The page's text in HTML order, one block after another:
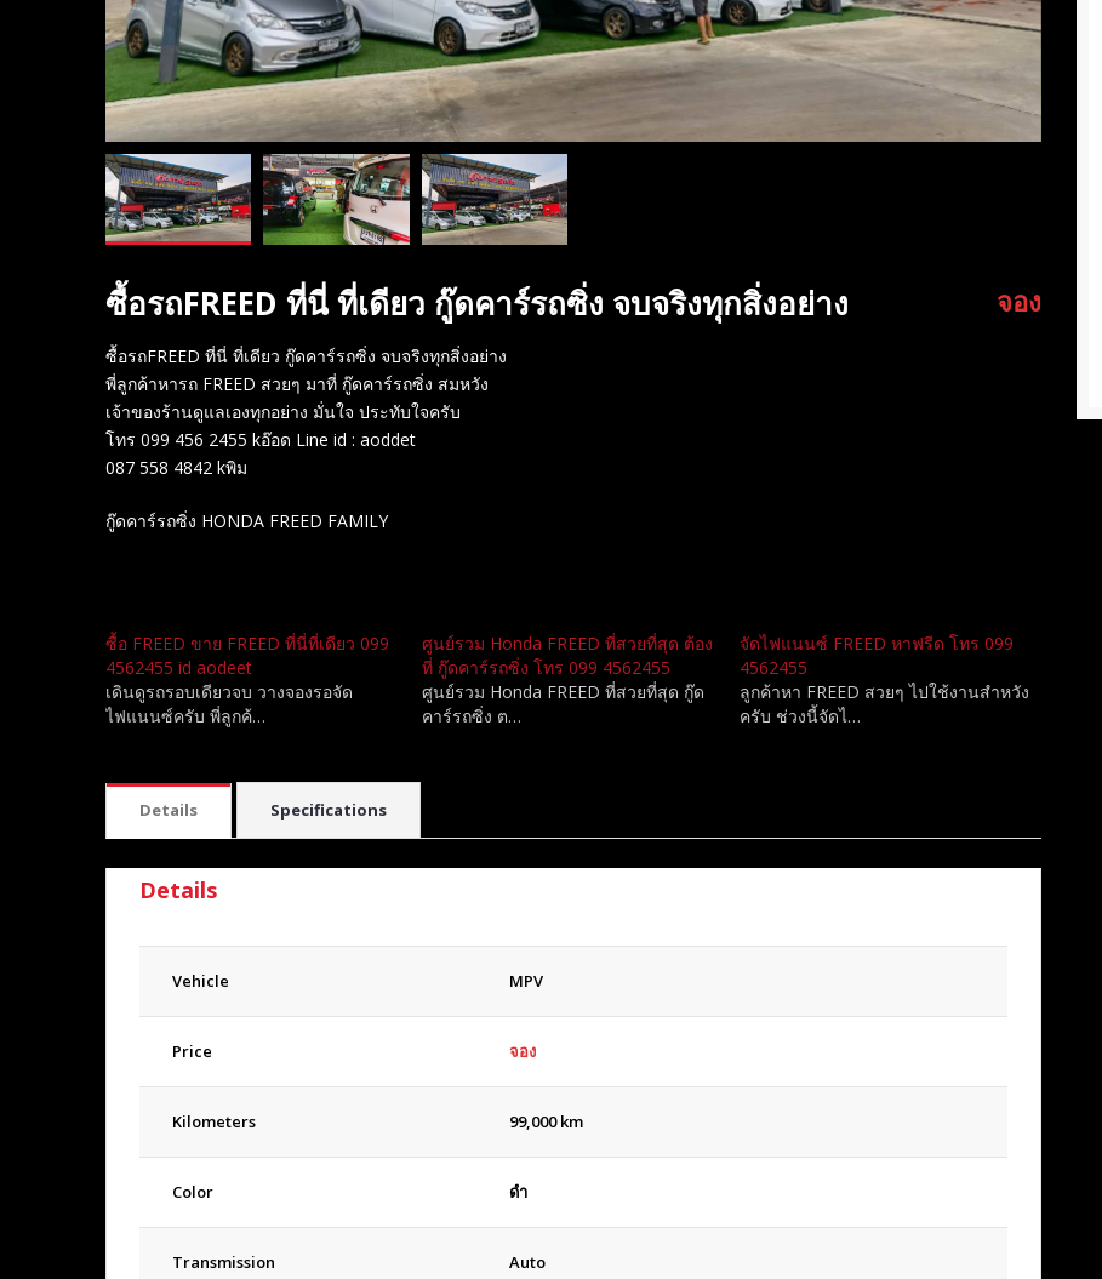
ซื้อรถFREED ที่นี่ ที่เดียว กู๊ดคาร์รถซิ่ง จบจริงทุกสิ่งอย่าง จอง
ซื้อรถFREED ที่นี่ ที่เดียว กู๊ดคาร์รถซิ่ง จบจริงทุกสิ่งอย่าง
พี่ลูกค้าหารถ FREED สวยๆ มาที่ กู๊ดคาร์รถซิ่ง สมหวัง
เจ้าของร้านดูแลเองทุกอย่าง มั่นใจ ประทับใจครับ
โทร 099 456 2455 kอ๊อด Line id : aoddet
087 558 4842 kพิม
กู๊ดคาร์รถซิ่ง HONDA FREED FAMILY
ซื้อ FREED ขาย FREED ที่นี่ที่เดียว 099
4562455 id aodeet
เดินดูรถรอบเดียวจบ วางจองรอจัด
ไฟแนนซ์ครับ พี่ลูกค้…
ศูนย์รวม Honda FREED ที่สวยที่สุด ต้อง
ที่ กู๊ดคาร์รถซิ่ง โทร 099 4562455
ศูนย์รวม Honda FREED ที่สวยที่สุด กู๊ด
คาร์รถซิ่ง ต…
จัดไฟแนนซ์ FREED หาฟรีด โทร 099
4562455
ลูกค้าหา FREED สวยๆ ไปใช้งานสำหวัง
ครับ ช่วงนี้จัดไ…
Details Specifications
Details
Vehicle MPV
Price จอง
Kilometers 99,000 km
Color ดำ
Transmission Auto